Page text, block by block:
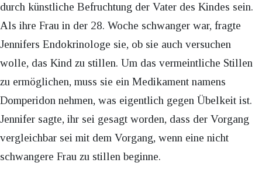
durch künstliche Befruchtung der Vater des Kindes sein.
Als ihre Frau in der 28. Woche schwanger war, fragte
Jennifers Endokrinologe sie, ob sie auch versuchen
wolle, das Kind zu stillen. Um das vermeintliche Stillen
zu ermöglichen, muss sie ein Medikament namens
Domperidon nehmen, was eigentlich gegen Übelkeit ist.
Jennifer sagte, ihr sei gesagt worden, dass der Vorgang
vergleichbar sei mit dem Vorgang, wenn eine nicht
schwangere Frau zu stillen beginne.